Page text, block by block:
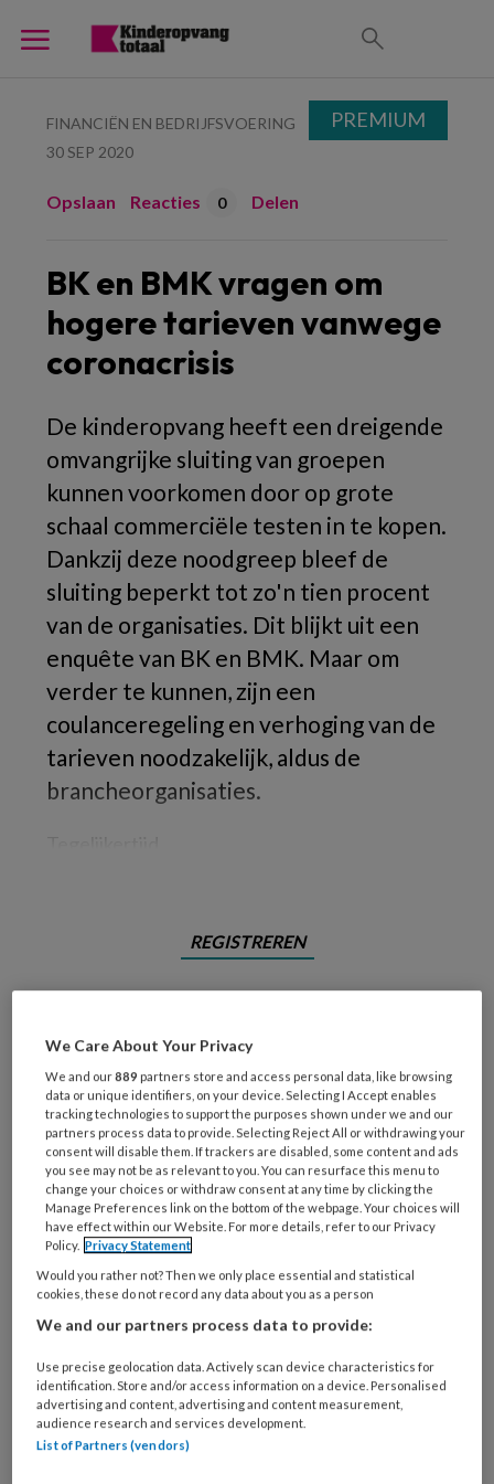
FINANCIËN EN BEDRIJFSVOERING
30 SEP 2020
Opslaan Reacties 0 Delen
BK en BMK vragen om
hogere tarieven vanwege
coronacrisis
De kinderopvang heeft een dreigende
omvangrijke sluiting van groepen
kunnen voorkomen door op grote
schaal commerciële testen in te kopen.
Dankzij deze noodgreep bleef de
sluiting beperkt tot zo'n tien procent
van de organisaties. Dit blijkt uit een
enquête van BK en BMK. Maar om
verder te kunnen, zijn een
coulanceregeling en verhoging van de
tarieven noodzakelijk, aldus de
brancheorganisaties.
REGISTREREN
Maak gratis een account aan en lees 2
artikelen gratis per maand
Al een account of abonnement?Log dan in
Wat
is
je
e-
mailadres?
* *
Kies
wachtwoord* *
Kies
je
functie *
Bij
PREMIUM
We Care About Your Privacy
We and our889 partners store and access personal data, like browsing
data or unique identifiers, on your device. Selecting I Accept enables
tracking technologies to support the purposes shown under we and our
partners process data to provide. Selecting Reject All or withdrawing your
consent will disable them. If trackers are disabled, some content and ads
you see may not be as relevant to you. You can resurface this menu to
change your choices or withdraw consent at any time by clicking the
Manage Preferences link on the bottom of the webpage. Your choices will
have effect within our Website. For more details, refer to our Privacy
Policy. Privacy Statement
Would you rather not? Then we only place essential and statistical
cookies, these do not record any data about you as a person
We and our partners process data to provide:
Use precise geolocation data. Actively scan device characteristics for
identification. Store and/or access information on a device. Personalised
advertising and content, advertising and content measurement,
audience research and services development.
List of Partners (vendors)